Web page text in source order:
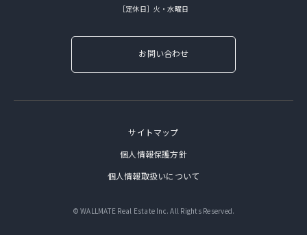
［定休日］火・水曜日
お問い合わせ
サイトマップ
個人情報保護方針
個人情報取扱いについて
© WALLMATE Real Estate Inc. All Rights Reserved.